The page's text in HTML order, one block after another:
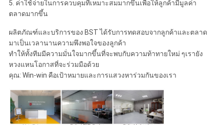
5. ค่าใช้จ่ายในการควบคุมที่เหมาะสมมากขึ้นเพื่อให้ลูกค้ามีมูลค่า
ตลาดมากขึ้น
ผลิตภัณฑ์และบริการของ BST ได้รับการทดสอบจากลูกค้าและตลาด
มาเป็นเวลานานความพึงพอใจของลูกค้า
ทำให้ทั้งทีมมีความมั่นใจมากขึ้นที่จะพบกับความท้าทายใหม่ ๆเรายัง
หวงแหนโอกาสที่จะร่วมมือด้วย
คุณ: Win-win คือเป้าหมายและการแสวงหาร่วมกันของเรา